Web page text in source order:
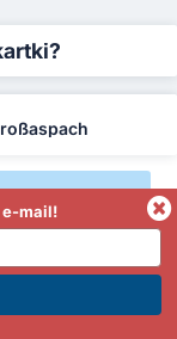
DZIŚ
e-mail!